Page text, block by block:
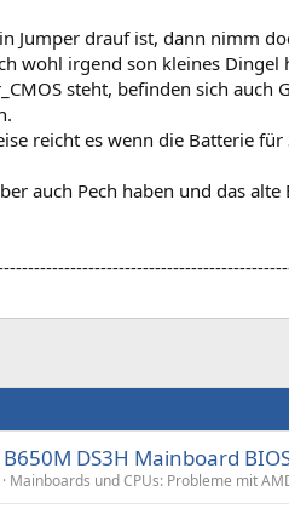
Jumper drauf ist, dann nimm
wohl irgend son kleines Dingel
steht, befinden sich auch
reicht es wenn die Batterie
auch Pech haben und das alte
DS3H Mainboard
Mainboards und CPUs: Probleme mit